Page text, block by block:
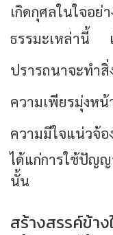
เกิดกุศลในใจอย่
ธรรมะเหล่านี้ เ
ปรารถนาจะทำ
ความเพียรมุ่งห
ความมีใจแน่ว
ได้แก่การใช้ปัญญ
นั้น
สร้างสรรค์